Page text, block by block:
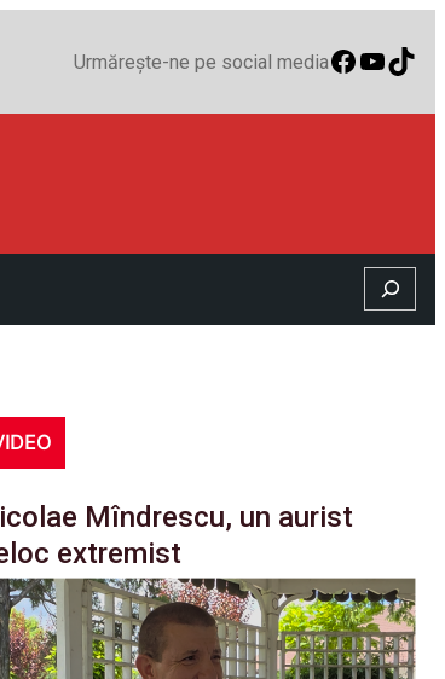
Urmărește-ne pe social media
Search
Mîndrescu, un aurist
extremist